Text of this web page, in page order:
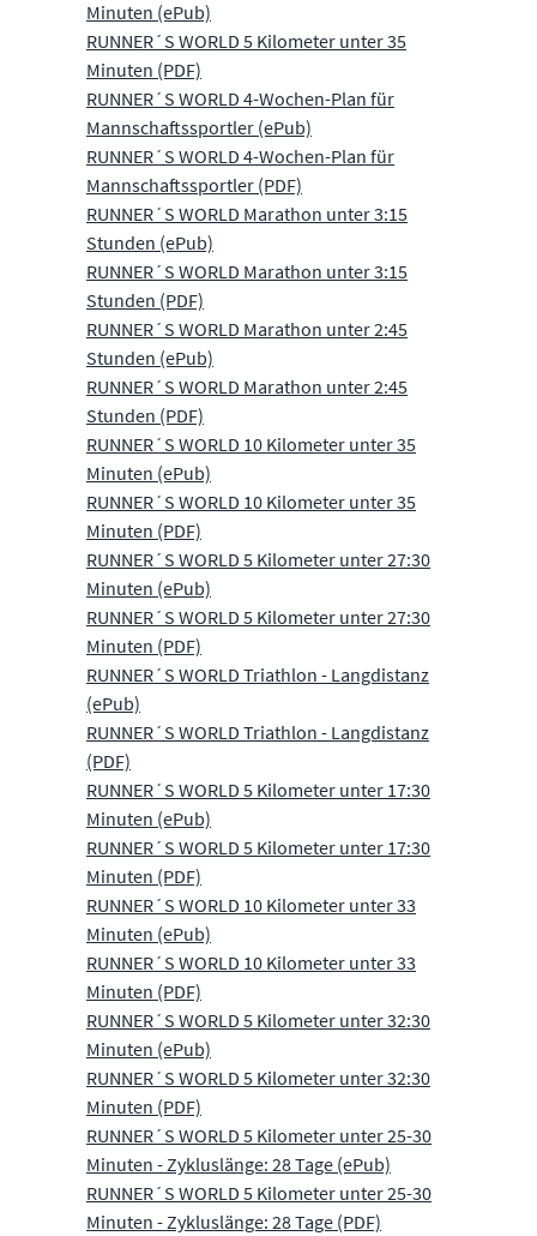
Minuten (ePub)
RUNNER´S WORLD 5 Kilometer unter 35
Minuten (PDF)
RUNNER´S WORLD 4-Wochen-Plan für
Mannschaftssportler (ePub)
RUNNER´S WORLD 4-Wochen-Plan für
Mannschaftssportler (PDF)
RUNNER´S WORLD Marathon unter 3:15
Stunden (ePub)
RUNNER´S WORLD Marathon unter 3:15
Stunden (PDF)
RUNNER´S WORLD Marathon unter 2:45
Stunden (ePub)
RUNNER´S WORLD Marathon unter 2:45
Stunden (PDF)
RUNNER´S WORLD 10 Kilometer unter 35
Minuten (ePub)
RUNNER´S WORLD 10 Kilometer unter 35
Minuten (PDF)
RUNNER´S WORLD 5 Kilometer unter 27:30
Minuten (ePub)
RUNNER´S WORLD 5 Kilometer unter 27:30
Minuten (PDF)
RUNNER´S WORLD Triathlon - Langdistanz
(ePub)
RUNNER´S WORLD Triathlon - Langdistanz
(PDF)
RUNNER´S WORLD 5 Kilometer unter 17:30
Minuten (ePub)
RUNNER´S WORLD 5 Kilometer unter 17:30
Minuten (PDF)
RUNNER´S WORLD 10 Kilometer unter 33
Minuten (ePub)
RUNNER´S WORLD 10 Kilometer unter 33
Minuten (PDF)
RUNNER´S WORLD 5 Kilometer unter 32:30
Minuten (ePub)
RUNNER´S WORLD 5 Kilometer unter 32:30
Minuten (PDF)
RUNNER´S WORLD 5 Kilometer unter 25-30
Minuten - Zykluslänge: 28 Tage (ePub)
RUNNER´S WORLD 5 Kilometer unter 25-30
Minuten - Zykluslänge: 28 Tage (PDF)